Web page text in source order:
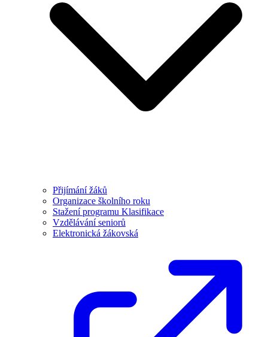
Přijímání žáků
Organizace školního roku
Stažení programu Klasifikace
Vzdělávání seniorů
Elektronická žákovská